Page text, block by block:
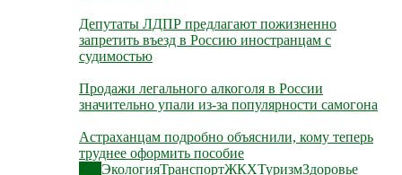
Депутаты ЛДПР предлагают пожизненно
запретить въезд в Россию иностранцам с
судимостью
Продажи легального алкоголя в России
значительно упали из-за популярности самогона
Астраханцам подробно объяснили, кому теперь
труднее оформить пособие
ЭкологияТранспортЖКХТуризмЗдоровье